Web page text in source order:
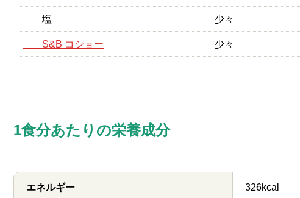
塩 少々
S&B コショー 少々
1食分あたりの栄養成分
エネルギー 326kcal